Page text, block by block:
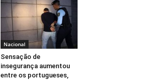
Nacional
Sensação de
insegurança aumentou
entre os portugueses,